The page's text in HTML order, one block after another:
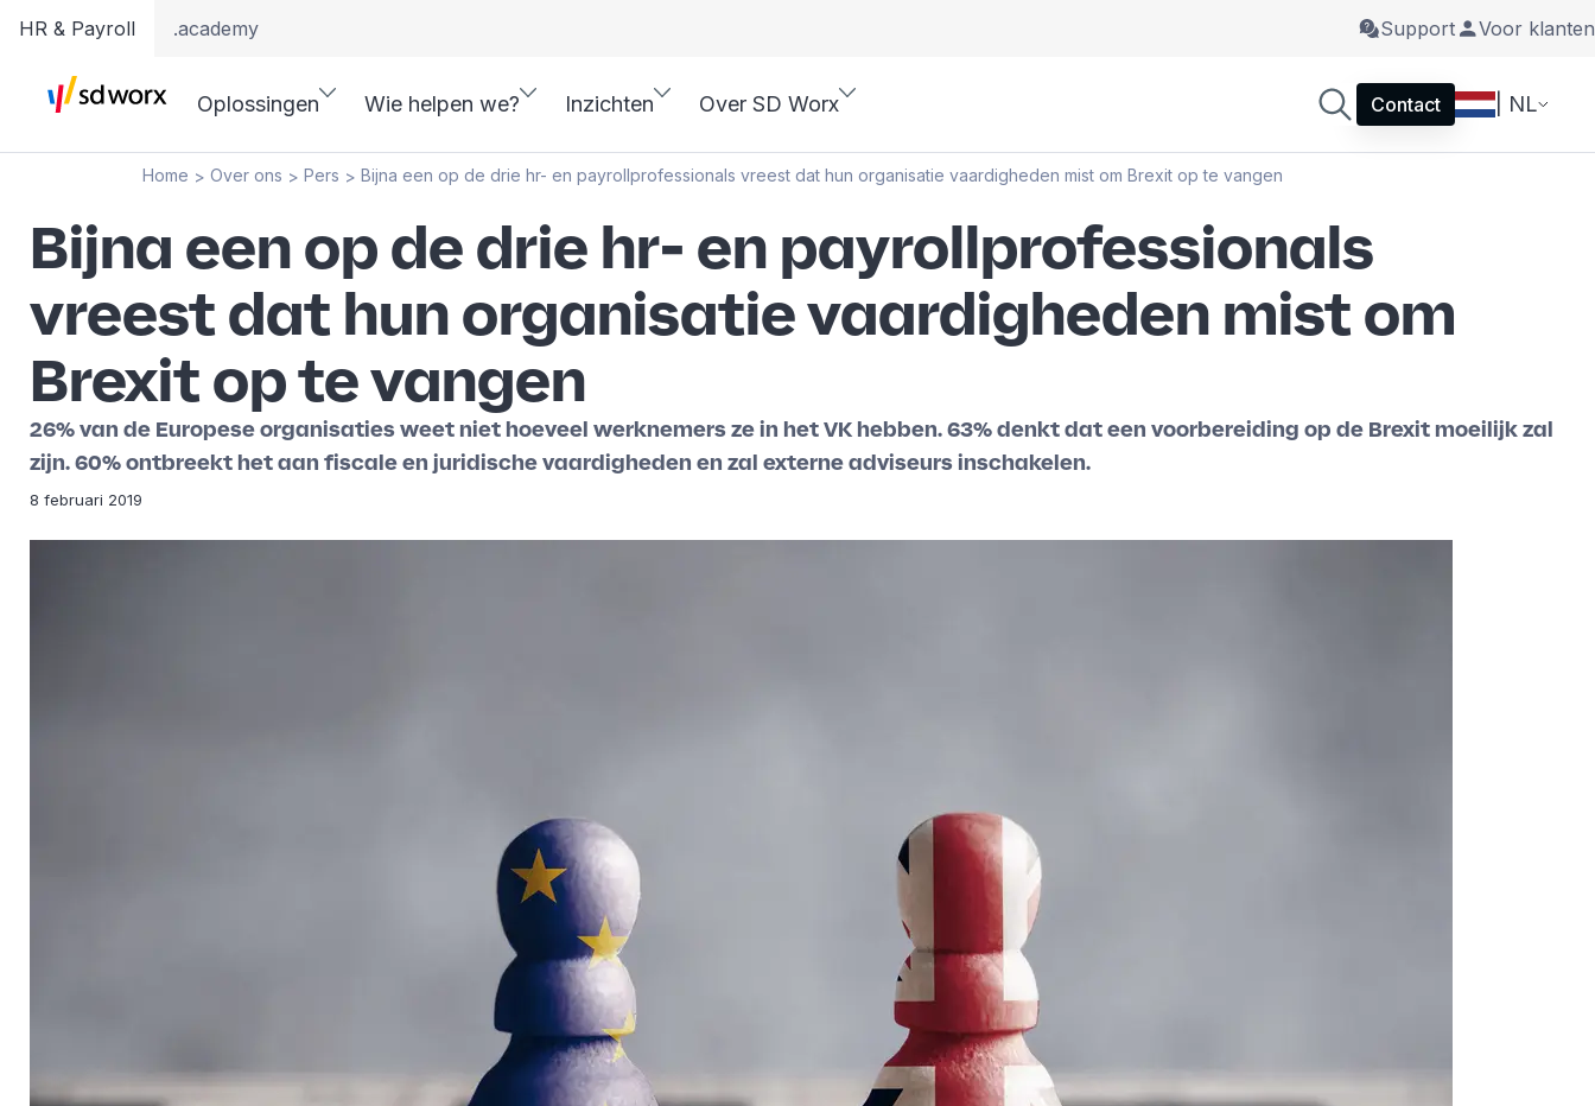
HR & Payroll .academy Support Voor klanten
Oplossingen Wie helpen we? Inzichten Over SD Worx Contact | NL
Home > Over ons > Pers > Bijna een op de drie hr- en payrollprofessionals vreest dat hun organisatie vaardigheden mist om Brexit op te vangen
Bijna een op de drie hr- en payrollprofessionals
vreest dat hun organisatie vaardigheden mist om
Brexit op te vangen
26% van de Europese organisaties weet niet hoeveel werknemers ze in het VK hebben. 63% denkt dat een voorbereiding op de Brexit moeilijk zal
zijn. 60% ontbreekt het aan fiscale en juridische vaardigheden en zal externe adviseurs inschakelen.
8 februari 2019